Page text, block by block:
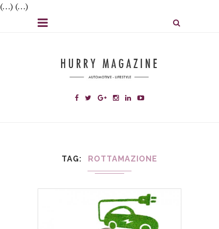
(…) (…)
TAG ROTTAMAZIONE